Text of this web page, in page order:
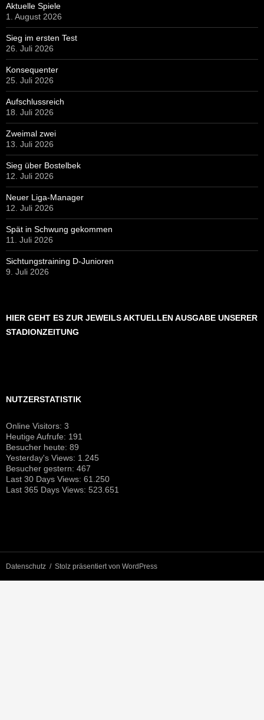
Aktuelle Spiele
1. August 2026
Sieg im ersten Test
26. Juli 2026
Konsequenter
25. Juli 2026
Aufschlussreich
18. Juli 2026
Zweimal zwei
13. Juli 2026
Sieg über Bostelbek
12. Juli 2026
Neuer Liga-Manager
12. Juli 2026
Spät in Schwung gekommen
11. Juli 2026
Sichtungstraining D-Junioren
9. Juli 2026
HIER GEHT ES ZUR JEWEILS AKTUELLEN AUSGABE UNSERER
STADIONZEITUNG
NUTZERSTATISTIK
Online Visitors: 3
Heutige Aufrufe: 191
Besucher heute: 89
Yesterday's Views: 1.245
Besucher gestern: 467
Last 30 Days Views: 61.250
Last 365 Days Views: 523.651
Datenschutz Stolz präsentiert von WordPress